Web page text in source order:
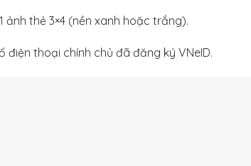
ảnh thẻ 3×4 (nền xanh hoặc trắng).
điện thoại chính chủ đã đăng ký VNeID.